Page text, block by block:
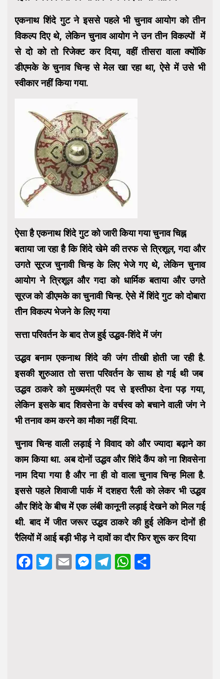
एकनाथ शिंदे गुट ने इससे पहले भी चुनाव आयोग को तीन
विकल्प दिए थे, लेकिन चुनाव आयोग ने उन तीन विकल्पों में
से दो को तो रिजेक्ट कर दिया, वहीं तीसरा वाला क्योंकि
डीएमके के चुनाव चिन्ह से मेल खा रहा था, ऐसे में उसे भी
स्वीकार नहीं किया गया.
ऐसा है एकनाथ शिंदे गुट को जारी किया गया चुनाव चिह्न
बताया जा रहा है कि शिंदे खेमे की तरफ से त्रिशूल, गदा और
उगते सूरज चुनावी चिन्ह के लिए भेजे गए थे, लेकिन चुनाव
आयोग ने त्रिशूल और गदा को धार्मिक बताया और उगते
सूरज को डीएमके का चुनावी चिन्ह. ऐसे में शिंदे गुट को दोबारा
तीन विकल्प भेजने के लिए गया
सत्ता परिवर्तन के बाद तेज हुई उद्धव-शिंदे में जंग
उद्धव बनाम एकनाथ शिंदे की जंग तीखी होती जा रही है.
इसकी शुरुआत तो सत्ता परिवर्तन के साथ हो गई थी जब
उद्धव ठाकरे को मुख्यमंत्री पद से इस्तीफा देना पड़ गया,
लेकिन इसके बाद शिवसेना के वर्चस्व को बचाने वाली जंग ने
भी तनाव कम करने का मौका नहीं दिया.
चुनाव चिन्ह वाली लड़ाई ने विवाद को और ज्यादा बढ़ाने का
काम किया था. अब दोनों उद्धव और शिंदे कैंप को ना शिवसेना
नाम दिया गया है और ना ही वो वाला चुनाव चिन्ह मिला है.
इससे पहले शिवाजी पार्क में दशहरा रैली को लेकर भी उद्धव
और शिंदे के बीच में एक लंबी कानूनी लड़ाई देखने को मिल गई
थी. बाद में जीत जरूर उद्धव ठाकरे की हुई लेकिन दोनों ही
रैलियों में आई बड़ी भीड़ ने दावों का दौर फिर शुरू कर दिया
Facebook
Twitter
EmailMessenger
Telegram
WhatsApp